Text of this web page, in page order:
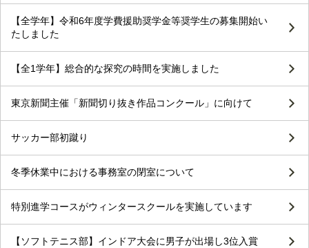
【全学年】令和6年度学費援助奨学金等奨学生の募集開始い
たしました
【全1学年】総合的な探究の時間を実施しました
東京新聞主催「新聞切り抜き作品コンクール」に向けて
サッカー部初蹴り
冬季休業中における事務室の閉室について
特別進学コースがウィンタースクールを実施しています
【ソフトテニス部】インドア大会に男子が出場し3位入賞